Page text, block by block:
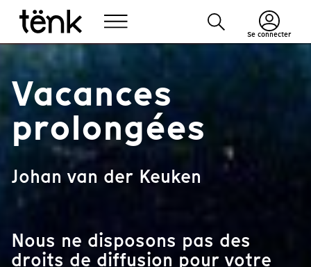
Se connecter
Vacances
prolongées
Johan van der Keuken
Nous ne disposons pas des
droits de diffusion pour votre